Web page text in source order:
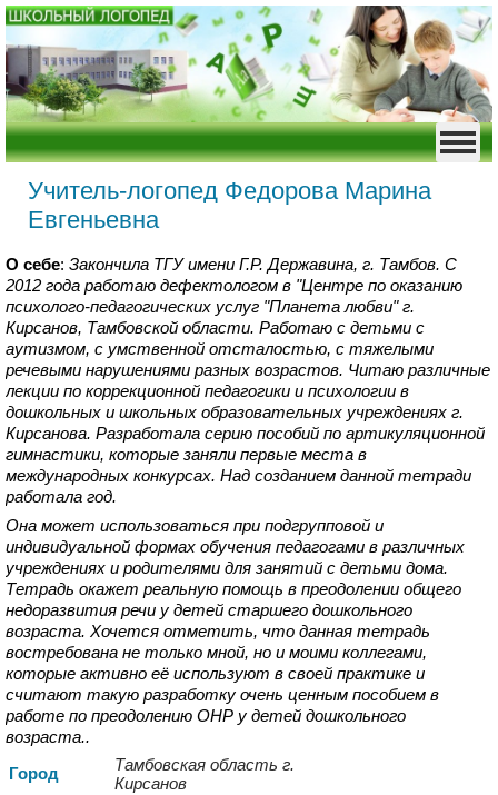
Учитель-логопед Федорова Марина
Евгеньевна
О себе: Закончила ТГУ имени Г.Р. Державина, г. Тамбов. С
2012 года работаю дефектологом в "Центре по оказанию
психолого-педагогических услуг "Планета любви" г.
Кирсанов, Тамбовской области. Работаю с детьми с
аутизмом, с умственной отсталостью, с тяжелыми
речевыми нарушениями разных возрастов. Читаю различные
лекции по коррекционной педагогики и психологии в
дошкольных и школьных образовательных учреждениях г.
Кирсанова. Разработала серию пособий по артикуляционной
гимнастики, которые заняли первые места в
международных конкурсах. Над созданием данной тетради
работала год.
Она может использоваться при подгрупповой и
индивидуальной формах обучения педагогами в различных
учреждениях и родителями для занятий с детьми дома.
Тетрадь окажет реальную помощь в преодолении общего
недоразвития речи у детей старшего дошкольного
возраста. Хочется отметить, что данная тетрадь
востребована не только мной, но и моими коллегами,
которые активно её используют в своей практике и
считают такую разработку очень ценным пособием в
работе по преодолению ОНР у детей дошкольного
возраста..
Город
Тамбовская область г.
Кирсанов